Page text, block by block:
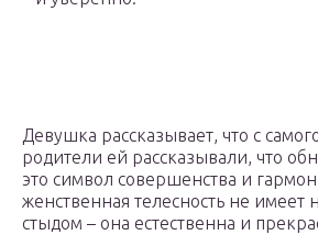
Девушка рассказывает, что с
родители ей рассказывали, что
это символ совершенства и
женственная телесность не имеет
стыдом – она естественна и